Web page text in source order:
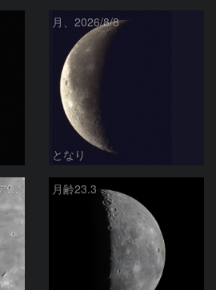
月、2026/8/8
となり
コペルニクス、カルパチア山脈付近 月齢23.3